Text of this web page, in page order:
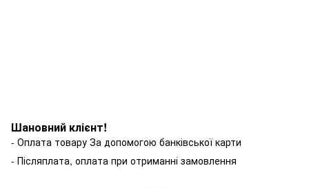
Шановний клієнт!
- Оплата товару За допомогою банківської карти
- Післяплата, оплата при отриманні замовлення